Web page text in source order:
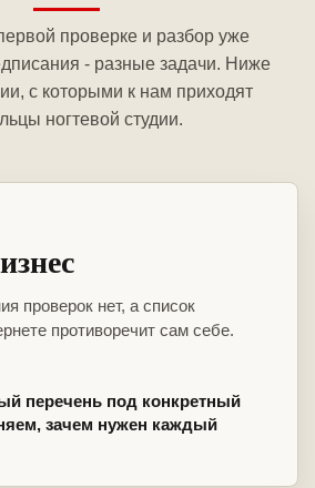
проверке и разбор уже
- разные задачи. Ниже
с которыми к нам приходят
ногтевой студии.
проверок нет, а список
противоречит сам себе.
перечень под конкретный
зачем нужен каждый